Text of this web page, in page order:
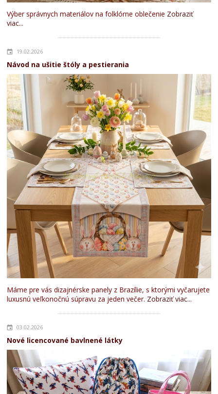
Výber správnych materiálov na folklórne oblečenie Zobraziť
viac...
19.02.2026
Návod na ušitie štóly a pestierania
Máme pre vás dizajnérske panely z Brazílie, s ktorými vyčarujete
luxusnú veľkonočnú súpravu za jeden večer. Zobraziť viac...
03.02.2026
Nové licencované bavlnené látky